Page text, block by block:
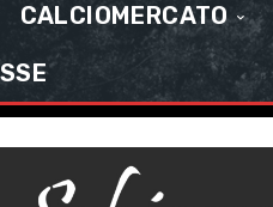
CALCIOMERCATO